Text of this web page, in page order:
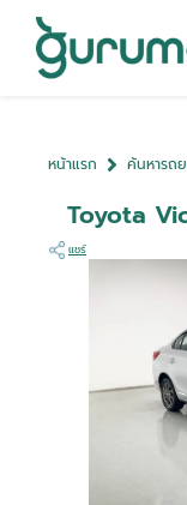
หน้าแรก ค้นหารถ
Toyota
แชร์